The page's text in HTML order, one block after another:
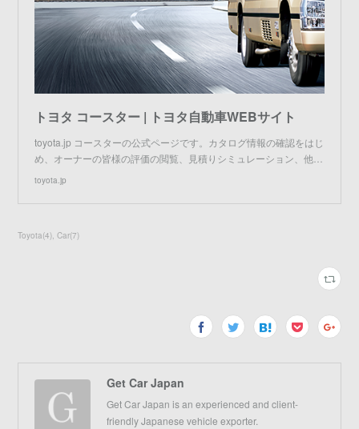
トヨタ コースター | トヨタ自動車WEBサイト
toyota.jp コースターの公式ページです。カタログ情報の確認をはじ
め、オーナーの皆様の評価の閲覧、見積りシミュレーション、他…
toyota.jp
Toyota(4) Car(7)
Get Car Japan
Get Car Japan is an experienced and client-
friendly Japanese vehicle exporter.